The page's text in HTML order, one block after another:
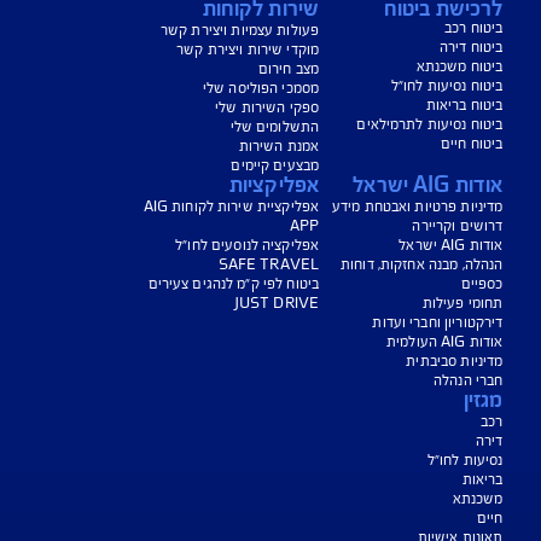
שהוא מתחיל לזחול?
מצפים לתינוק חדש? הנה כמה דברים שהולכים
להשתנות בחיים שלכם, כדי שיהיה ראש שקט
קרא עוד
הצגת עוד כתבות
ביטוח